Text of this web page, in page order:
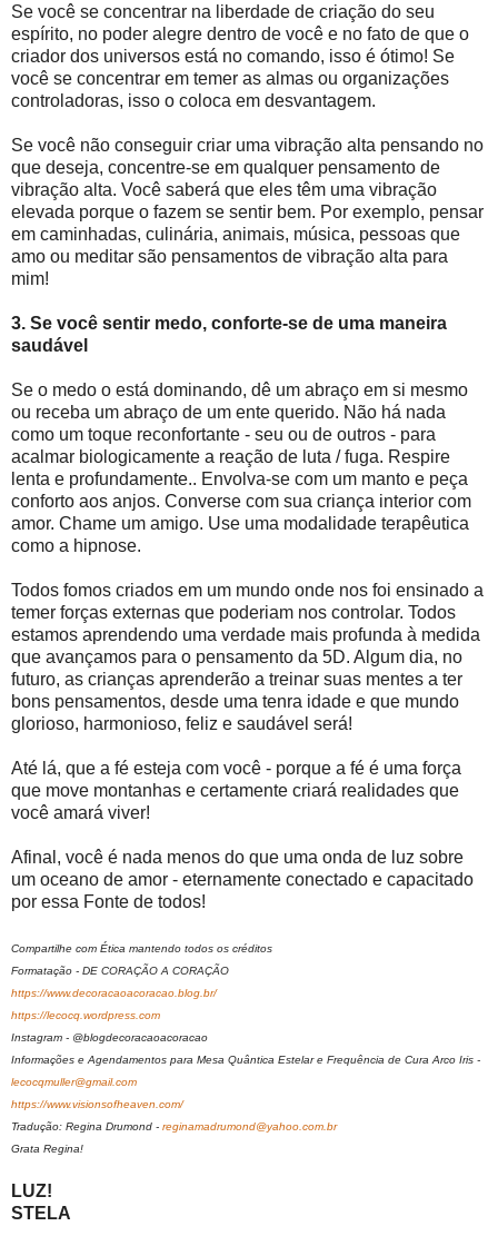
Se você se concentrar na liberdade de criação do seu
espírito, no poder alegre dentro de você e no fato de que o
criador dos universos está no comando, isso é ótimo! Se
você se concentrar em temer as almas ou organizações
controladoras, isso o coloca em desvantagem.
Se você não conseguir criar uma vibração alta pensando no
que deseja, concentre-se em qualquer pensamento de
vibração alta. Você saberá que eles têm uma vibração
elevada porque o fazem se sentir bem. Por exemplo, pensar
em caminhadas, culinária, animais, música, pessoas que
amo ou meditar são pensamentos de vibração alta para
mim!
3. Se você sentir medo, conforte-se de uma maneira
saudável
Se o medo o está dominando, dê um abraço em si mesmo
ou receba um abraço de um ente querido. Não há nada
como um toque reconfortante - seu ou de outros - para
acalmar biologicamente a reação de luta / fuga. Respire
lenta e profundamente.. Envolva-se com um manto e peça
conforto aos anjos. Converse com sua criança interior com
amor. Chame um amigo. Use uma modalidade terapêutica
como a hipnose.
Todos fomos criados em um mundo onde nos foi ensinado a
temer forças externas que poderiam nos controlar. Todos
estamos aprendendo uma verdade mais profunda à medida
que avançamos para o pensamento da 5D. Algum dia, no
futuro, as crianças aprenderão a treinar suas mentes a ter
bons pensamentos, desde uma tenra idade e que mundo
glorioso, harmonioso, feliz e saudável será!
Até lá, que a fé esteja com você - porque a fé é uma força
que move montanhas e certamente criará realidades que
você amará viver!
Afinal, você é nada menos do que uma onda de luz sobre
um oceano de amor - eternamente conectado e capacitado
por essa Fonte de todos!
Compartilhe com Ética mantendo todos os créditos
Formatação - DE CORAÇÃO A CORAÇÃO
https://www.decoracaoacoracao.blog.br/
https://lecocq.wordpress.com
Instagram - @blogdecoracaoacoracao
Informações e Agendamentos para Mesa Quântica Estelar e Frequência de Cura Arco Iris -
lecocqmuller@gmail.com
https://www.visionsofheaven.com/
Tradução: Regina Drumond - reginamadrumond@yahoo.com.br
Grata Regina!
LUZ!
STELA